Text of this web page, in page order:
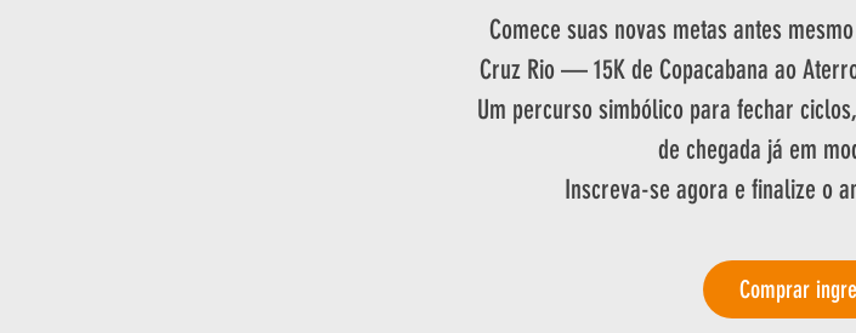
Comece suas novas metas antes
Cruz Rio — 15K de Copacabana ao
Um percurso simbólico para fechar
de chegada já em
Inscreva-se agora e finalize o
Comprar